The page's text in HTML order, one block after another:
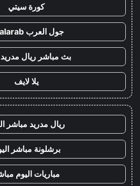
كورة سيتي
جول العرب goalarab
بث مباشر ريال مدريد
يلا لايف
ريال مدريد مباشر
برشلونة مباشر
مباريات اليوم